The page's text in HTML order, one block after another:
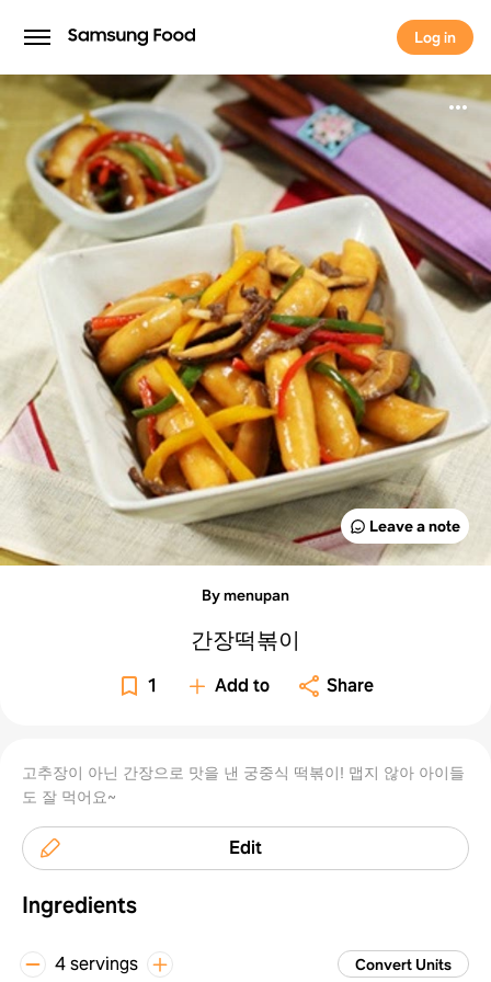
Log in
Log in
Leave a note
By menupan
간장떡볶이
1 Add to Share
고추장이 아닌 간장으로 맛을 낸 궁중식 떡볶이! 맵지 않아 아이들
도 잘 먹어요~
Edit
Ingredients
4 servings Convert Units